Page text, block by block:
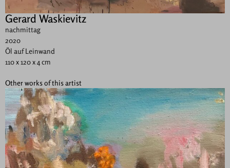
Gerard Waskievitz
nachmittag
2020
Öl auf Leinwand
110 x 120 x 4 cm
Other works of this artist